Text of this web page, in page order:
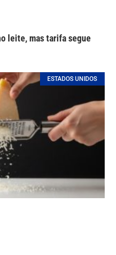
leite, mas tarifa segue
ESTADOS UNIDOS